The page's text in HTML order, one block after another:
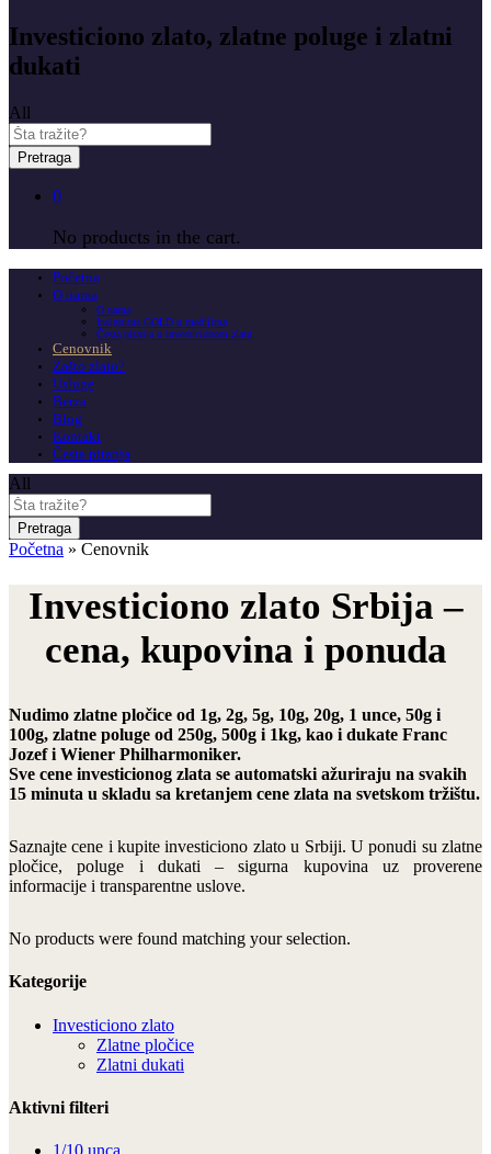
Investiciono zlato, zlatne poluge i zlatni
dukati
All
Pretraga
0
No products in the cart.
Početna
O nama
O nama
Insignitus GOLD u medijima
Česta pitanja o investicionom zlatu
Cenovnik
Zašto zlato?
Usluge
Berza
Blog
Kontakt
Česta pitanja
All
Pretraga
Početna » Cenovnik
Investiciono zlato Srbija –
cena, kupovina i ponuda
Nudimo zlatne pločice od 1g, 2g, 5g, 10g, 20g, 1 unce, 50g i
100g, zlatne poluge od 250g, 500g i 1kg, kao i dukate Franc
Jozef i Wiener Philharmoniker.
Sve cene investicionog zlata se automatski ažuriraju na svakih
15 minuta u skladu sa kretanjem cene zlata na svetskom tržištu.
Saznajte cene i kupite investiciono zlato u Srbiji. U ponudi su zlatne
pločice, poluge i dukati – sigurna kupovina uz proverene
informacije i transparentne uslove.
No products were found matching your selection.
Kategorije
Investiciono zlato
Zlatne pločice
Zlatni dukati
Aktivni filteri